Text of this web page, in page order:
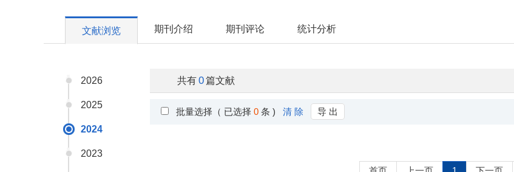
文献浏览 期刊介绍 期刊评论 统计分析
2026
2025
2024
2023
共有0篇文献
批量选择（ 已选择 0 条 ) 清 除 导 出